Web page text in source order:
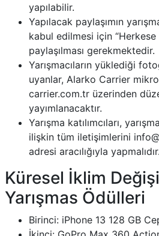
yapılabilir.
Yapılacak paylaşımın
kabul edilmesi için “Herkese
paylaşılması gerekmektedir.
Yarışmacıların yüklediği
uyanlar, Alarko Carrier
carrier.com.tr üzerinden
yayımlanacaktır.
Yarışma katılımcıları,
ilişkin tüm iletişimlerini
adresi aracılığıyla yapmalıdır.
Küresel İklim
Yarışmas Ödülleri
Birinci: iPhone 13 128 GB